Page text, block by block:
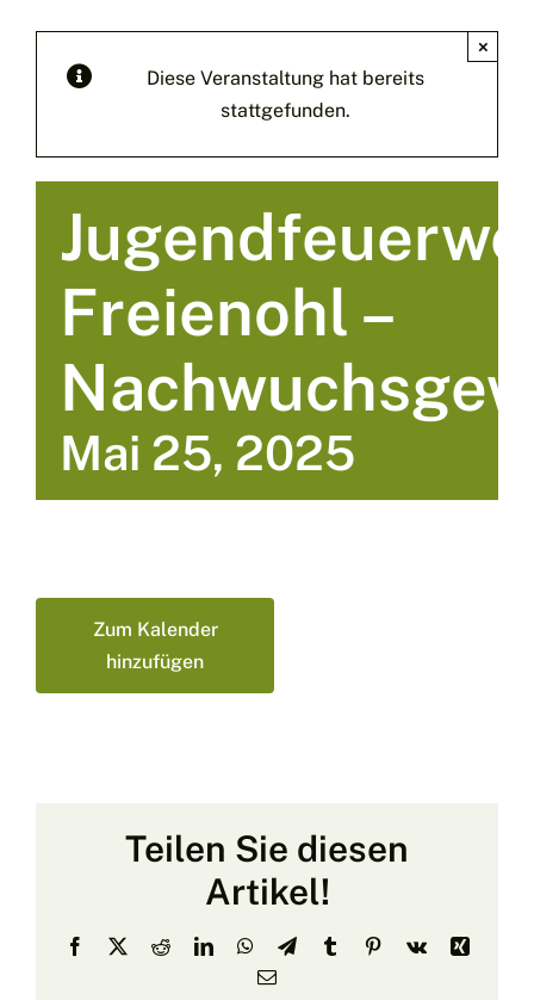
Diese Veranstaltung hat bereits
stattgefunden.
×
Freienohl –
Mai 25, 2025
Zum Kalender
hinzufügen
Teilen Sie diesen
Artikel!
Facebook
X RedditLinkedInWhatsApp
TelegramTumblrPinterest
Vk
Xing
E-